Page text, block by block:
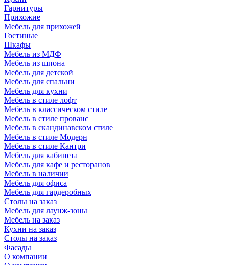
Гарнитуры
Прихожие
Мебель для прихожей
Гостиные
Шкафы
Мебель из МДФ
Мебель из шпона
Мебель для детской
Мебель для спальни
Мебель для кухни
Мебель в стиле лофт
Мебель в классическом стиле
Мебель в стиле прованс
Мебель в скандинавском стиле
Мебель в стиле Модерн
Мебель в стиле Кантри
Мебель для кабинета
Мебель для кафе и ресторанов
Мебель в наличии
Мебель для офиса
Мебель для гардеробных
Столы на заказ
Мебель для лаунж-зоны
Мебель на заказ
Кухни на заказ
Столы на заказ
Фасады
О компании